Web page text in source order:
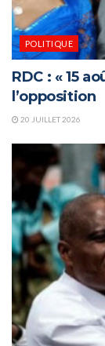
POLITIQUE
RDC : « 15
l’opposition
20 JUILLET 2026